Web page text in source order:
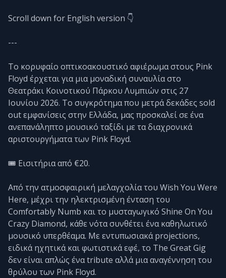
Scroll down for English version 👇
---
Το κορυφαίο οπτικοακουστικό αφιέρωμα στους Pink
Floyd έρχεται για μια μοναδική συναυλία στο
Θεατράκι Κοινοτικού Πάρκου Λυμπιών στις 27
Ιουνίου 2026. Το συγκρότημα που μετρά δεκάδες sold
out εμφανίσεις στην Ελλάδα, μας προσκαλεί σε ένα
ανεπανάληπτο μουσικό ταξίδι με τα διαχρονικά
αριστουργήματα των Pink Floyd.
🎟️ Εισιτήρια από €20.
Από την ατμοσφαιρική μελαγχολία του Wish You Were
Here, μέχρι την ηλεκτρισμένη ένταση του
Comfortably Numb και το μυσταγωγικό Shine On You
Crazy Diamond, κάθε νότα συνθέτει ένα καθηλωτικό
μουσικό υπερθέαμα. Με εντυπωσιακά projections,
ειδικά ηχητικά και φωτιστικά εφέ, το The Great Gig
δεν είναι απλώς ένα tribute αλλά μια αναγέννηση του
θρύλου των Pink Floyd.